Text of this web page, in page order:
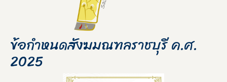
ข้อกำหนดสังฆมณฑลราชบุรี ค.ศ.
2025